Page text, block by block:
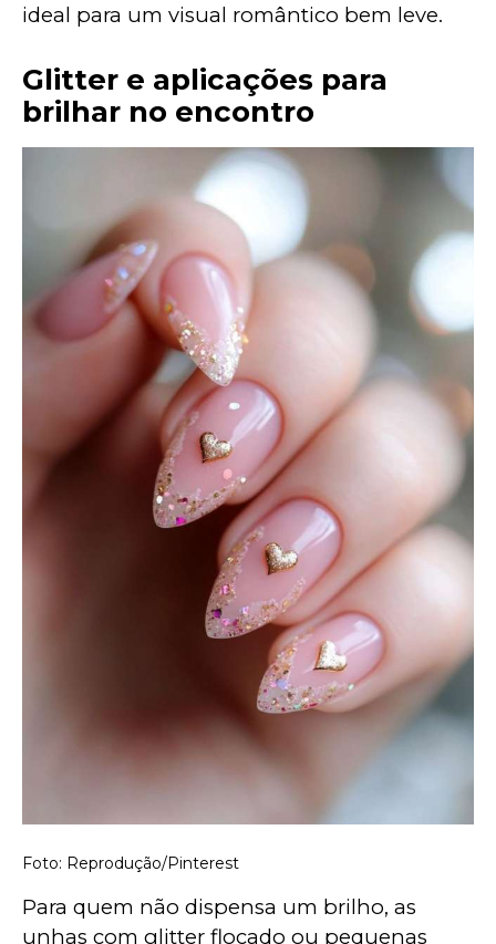
ideal para um visual romântico bem leve.
Glitter e aplicações para
brilhar no encontro
Foto: Reprodução/Pinterest
Para quem não dispensa um brilho, as
unhas com glitter flocado ou pequenas